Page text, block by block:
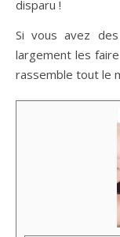
disparu !
Si vous avez
largement les
rassemble tout le